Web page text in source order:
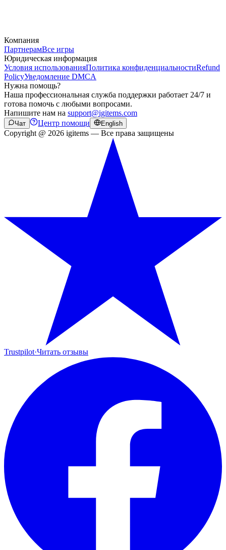
Компания
ПартнерамВсе игры
Юридическая информация
Условия использованияПолитика конфиденциальностиRefund
PolicyУведомление DMCA
Нужна помощь?
Наша профессиональная служба поддержки работает 24/7 и
готова помочь с любыми вопросами.
Напишите нам на support@igitems.com
Чат Центр помощи English
Copyright @ 2026 igitems — Все права защищены
Trustpilot·Читать отзывы